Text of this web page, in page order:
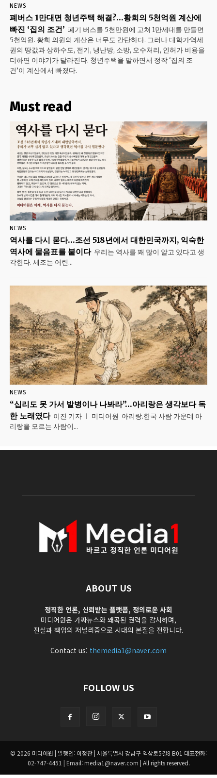
NEWS
폐버스 1만대면 청년주택 해결?…황희의 5천억원 계산에
빠진 ‘집의 조건’ 폐기 버스를 5천만원에 고쳐 1만세대를 만들면
5천억원. 황희 의원의 계산은 너무도 간단하다. 그러나 대학가·역세
권의 땅값과 상하수도, 전기, 냉난방, 소방, 오수처리, 인허가 비용을
더하면 이야기가 달라진다. 청년주택을 말하면서 정작 ‘집의 조
건’이 계산에서 빠졌다.
Must read
NEWS
역사를 다시 묻다…조선 518년에서 대한민국까지, 익숙한
역사에 물음표를 붙이다 우리는 역사를 꽤 많이 알고 있다고 생
각한다. 세조는 어린...
NEWS
“십리도 못 가서 발병이나 나봐라”…아리랑은 생각보다 독
한 노래였다 이진 기자 ㅣ 미디어원 아리랑.한국 사람 가운데 아
리랑을 모르는 사람이...
ABOUT US
정직한 언론, 신뢰받는 플랫폼, 정의로운 사회
미디어원은 가짜뉴스와 왜곡된 권력을 감시하며,
진실과 책임의 저널리즘으로 시대의 본질을 전합니다.
Contact us: themedia1@naver.com
FOLLOW US
© 2026 미디어원 | 발행인: 이정찬 | 서울특별시 강남구 역삼로5길8 B01 대표전화:
02-747-4451 | Email: media1@naver.com | All rights reserved.